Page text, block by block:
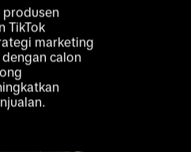
produsen
TikTok
marketing
calon